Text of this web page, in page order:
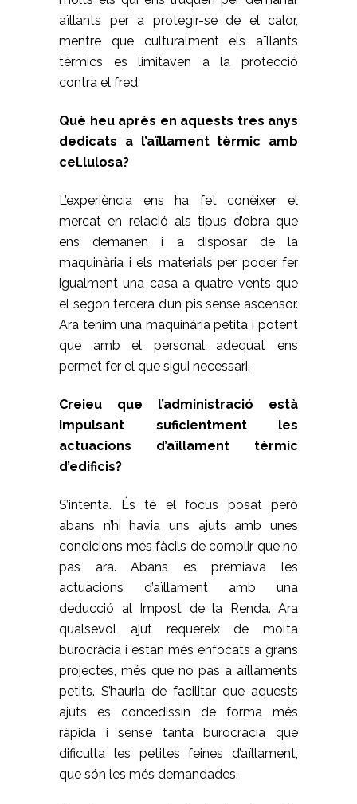
aïllants per a protegir-se de el calor,
mentre que culturalment els aïllants
tèrmics es limitaven a la protecció
contra el fred.
Què heu après en aquests tres anys
dedicats a l’aïllament tèrmic amb
cel.lulosa?
L’experiència ens ha fet conèixer el
mercat en relació als tipus d’obra que
ens demanen i a disposar de la
maquinària i els materials per poder fer
igualment una casa a quatre vents que
el segon tercera d’un pis sense ascensor.
Ara tenim una maquinària petita i potent
que amb el personal adequat ens
permet fer el que sigui necessari.
Creieu que l’administració està
impulsant suficientment les
actuacions d’aïllament tèrmic
d’edificis?
S’intenta. És té el focus posat però
abans n’hi havia uns ajuts amb unes
condicions més fàcils de complir que no
pas ara. Abans es premiava les
actuacions d’aïllament amb una
deducció al Impost de la Renda. Ara
qualsevol ajut requereix de molta
burocràcia i estan més enfocats a grans
projectes, més que no pas a aïllaments
petits. S’hauria de facilitar que aquests
ajuts es concedissin de forma més
ràpida i sense tanta burocràcia que
dificulta les petites feines d’aïllament,
que són les més demandades.